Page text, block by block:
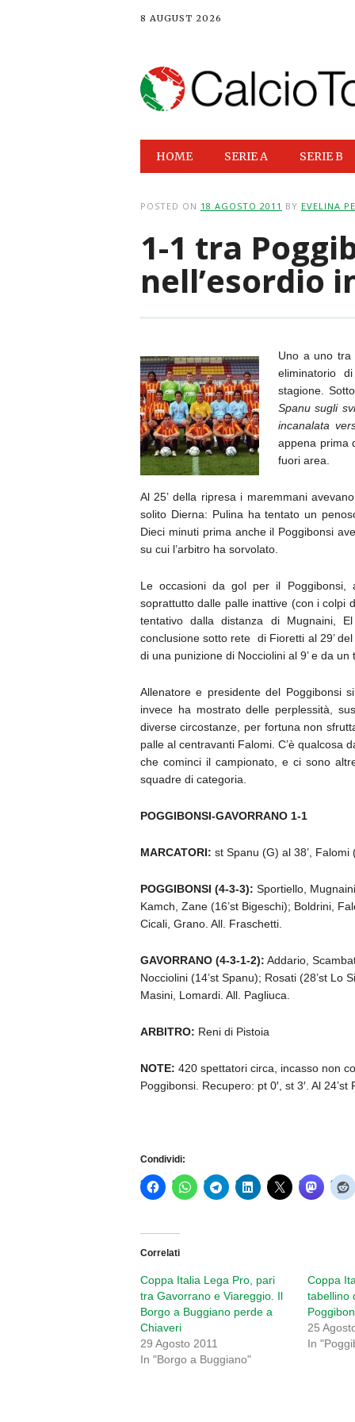
8 AUGUST 2026
Main menu
HOME SERIE A SERIE B
POSTED ON 18 AGOSTO 2011 BY EVELINA
1-1 tra
nell’esordio
Uno a uno tra
eliminatorio
stagione.
Spanu sugli
incanalata
appena prima
fuori area.
Al 25’ della ripresa i maremmani
solito Dierna: Pulina ha tentato un
Dieci minuti prima anche il Poggibonsi
su cui l’arbitro ha sorvolato.
Le occasioni da gol per il Poggibonsi,
soprattutto dalle palle inattive (con i colpi
tentativo dalla distanza di Mugnaini,
conclusione sotto rete di Fioretti al 29’
di una punizione di Nocciolini al 9’ e da un
Allenatore e presidente del Poggibonsi
invece ha mostrato delle perplessità,
diverse circostanze, per fortuna non
palle al centravanti Falomi. C’è qualcosa
che cominci il campionato, e ci sono
squadre di categoria.
POGGIBONSI-GAVORRANO 1-1
MARCATORI: st Spanu (G) al 38’, Falomi
POGGIBONSI (4-3-3): Sportiello,
Kamch, Zane (16’st Bigeschi); Boldrini,
Cicali, Grano. All. Fraschetti.
GAVORRANO (4-3-1-2): Addario,
Nocciolini (14’st Spanu); Rosati (28’st Lo
Masini, Lomardi. All. Pagliuca.
ARBITRO: Reni di Pistoia
NOTE: 420 spettatori circa, incasso non
Poggibonsi. Recupero: pt 0′, st 3′. Al
Condividi:
Correlati
Coppa Italia Lega Pro, pari
tra Gavorrano e Viareggio. Il
Borgo a Buggiano perde a
Chiaveri
29 Agosto 2011
In "Borgo a Buggiano"
Coppa
tabellino
25
In